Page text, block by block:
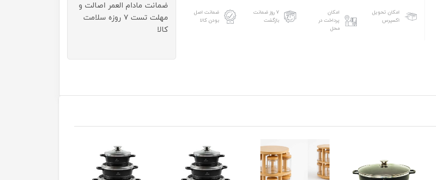
امکان تحویل
اکسپرس
امکان
پرداخت در
محل
۷ روز ضمانت
بازگشت
ضمانت اصل
بودن کالا
ضمانت مادام العمر اصالت و
مهلت تست ۷ روزه سلامت
کالا